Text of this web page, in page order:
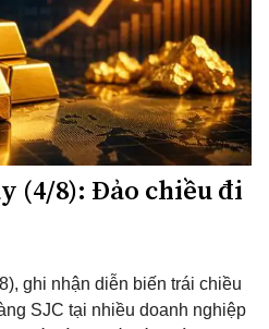
(4/8): Đảo chiều đi
ghi nhận diễn biến trái chiều
SJC tại nhiều doanh nghiệp